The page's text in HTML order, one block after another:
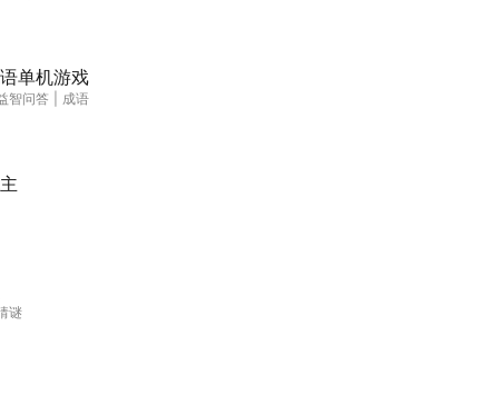
单机游戏
智问答
成语
谜